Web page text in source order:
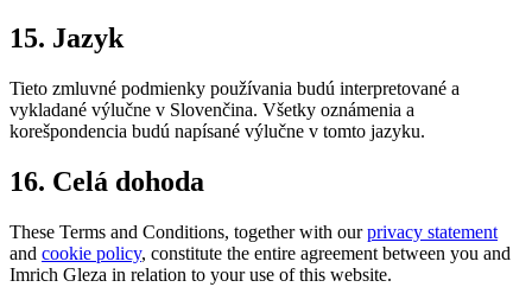
15. Jazyk
Tieto zmluvné podmienky používania budú interpretované a
vykladané výlučne v Slovenčina. Všetky oznámenia a
korešpondencia budú napísané výlučne v tomto jazyku.
16. Celá dohoda
These Terms and Conditions, together with ourprivacy statement
and cookie policy, constitute the entire agreement between you and
Imrich Gleza in relation to your use of this website.